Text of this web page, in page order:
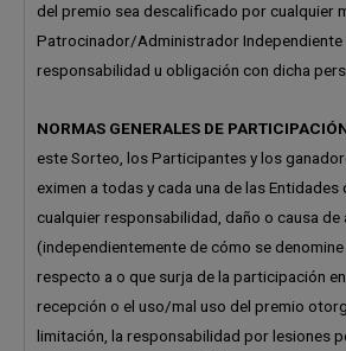
del premio sea descalificado por cualquier
Patrocinador/Administrador Independiente
responsabilidad u obligación con dicha
NORMAS GENERALES DE
este Sorteo, los Participantes y los
eximen a todas y cada una de las Entidades
cualquier responsabilidad, daño o causa de
(independientemente de cómo se
respecto a o que surja de la participación
recepción o el uso/mal uso del premio
limitación, la responsabilidad por lesiones